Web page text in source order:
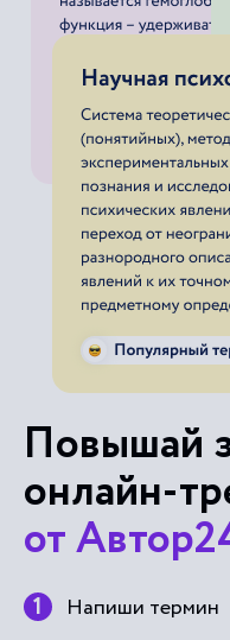
Повышай
онлайн-
от
Напиши термин